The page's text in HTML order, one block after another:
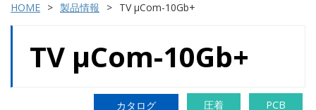
HOME 製品情報 TV µCom-10Gb+
TV µCom-10Gb+
カタログ 圧着 PCB